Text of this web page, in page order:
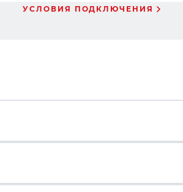
УСЛОВИЯ ПОДКЛЮЧЕНИЯ